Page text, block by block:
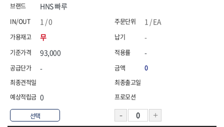
선택
HNS 빠루
1 / EA
무
93,000
-
0
1 / 0
-
-
0